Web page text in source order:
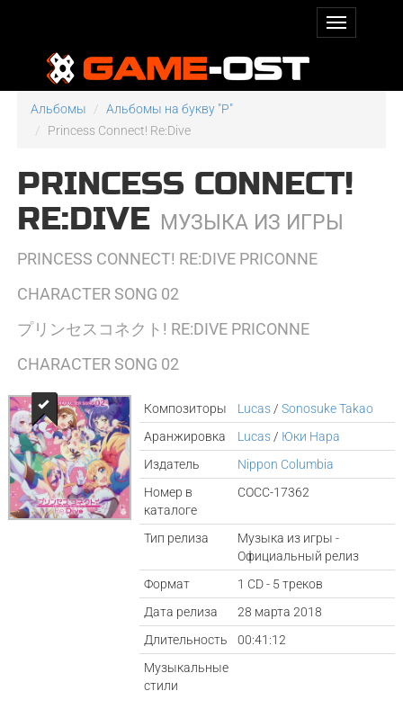
Альбомы
Альбомы на букву "P"
Princess Connect! Re:Dive
PRINCESS CONNECT!
RE:DIVE МУЗЫКА ИЗ ИГРЫ
PRINCESS CONNECT! RE:DIVE PRICONNE
CHARACTER SONG 02
プリンセスコネクト! RE:DIVE PRICONNE
CHARACTER SONG 02
Композиторы Lucas /Sonosuke Takao
Аранжировка
Lucas / Юки Нара
Издатель
Nippon Columbia
Номер в
каталоге
COCC-17362
Тип релиза
Музыка из игры -
Официальный релиз
Формат
1 CD - 5 треков
Дата релиза
28 марта 2018
Длительность
00:41:12
Музыкальные
стили